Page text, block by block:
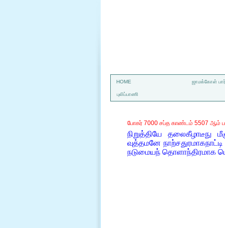
HOME ஜாமக்கோள்
புலிப்பாணி
போகர் 7000 சப்த காண்டம் 5507 ஆம்
நிறுத்தியே
வுத்தமனே
நடுமையந் தொளாந்திரமாக